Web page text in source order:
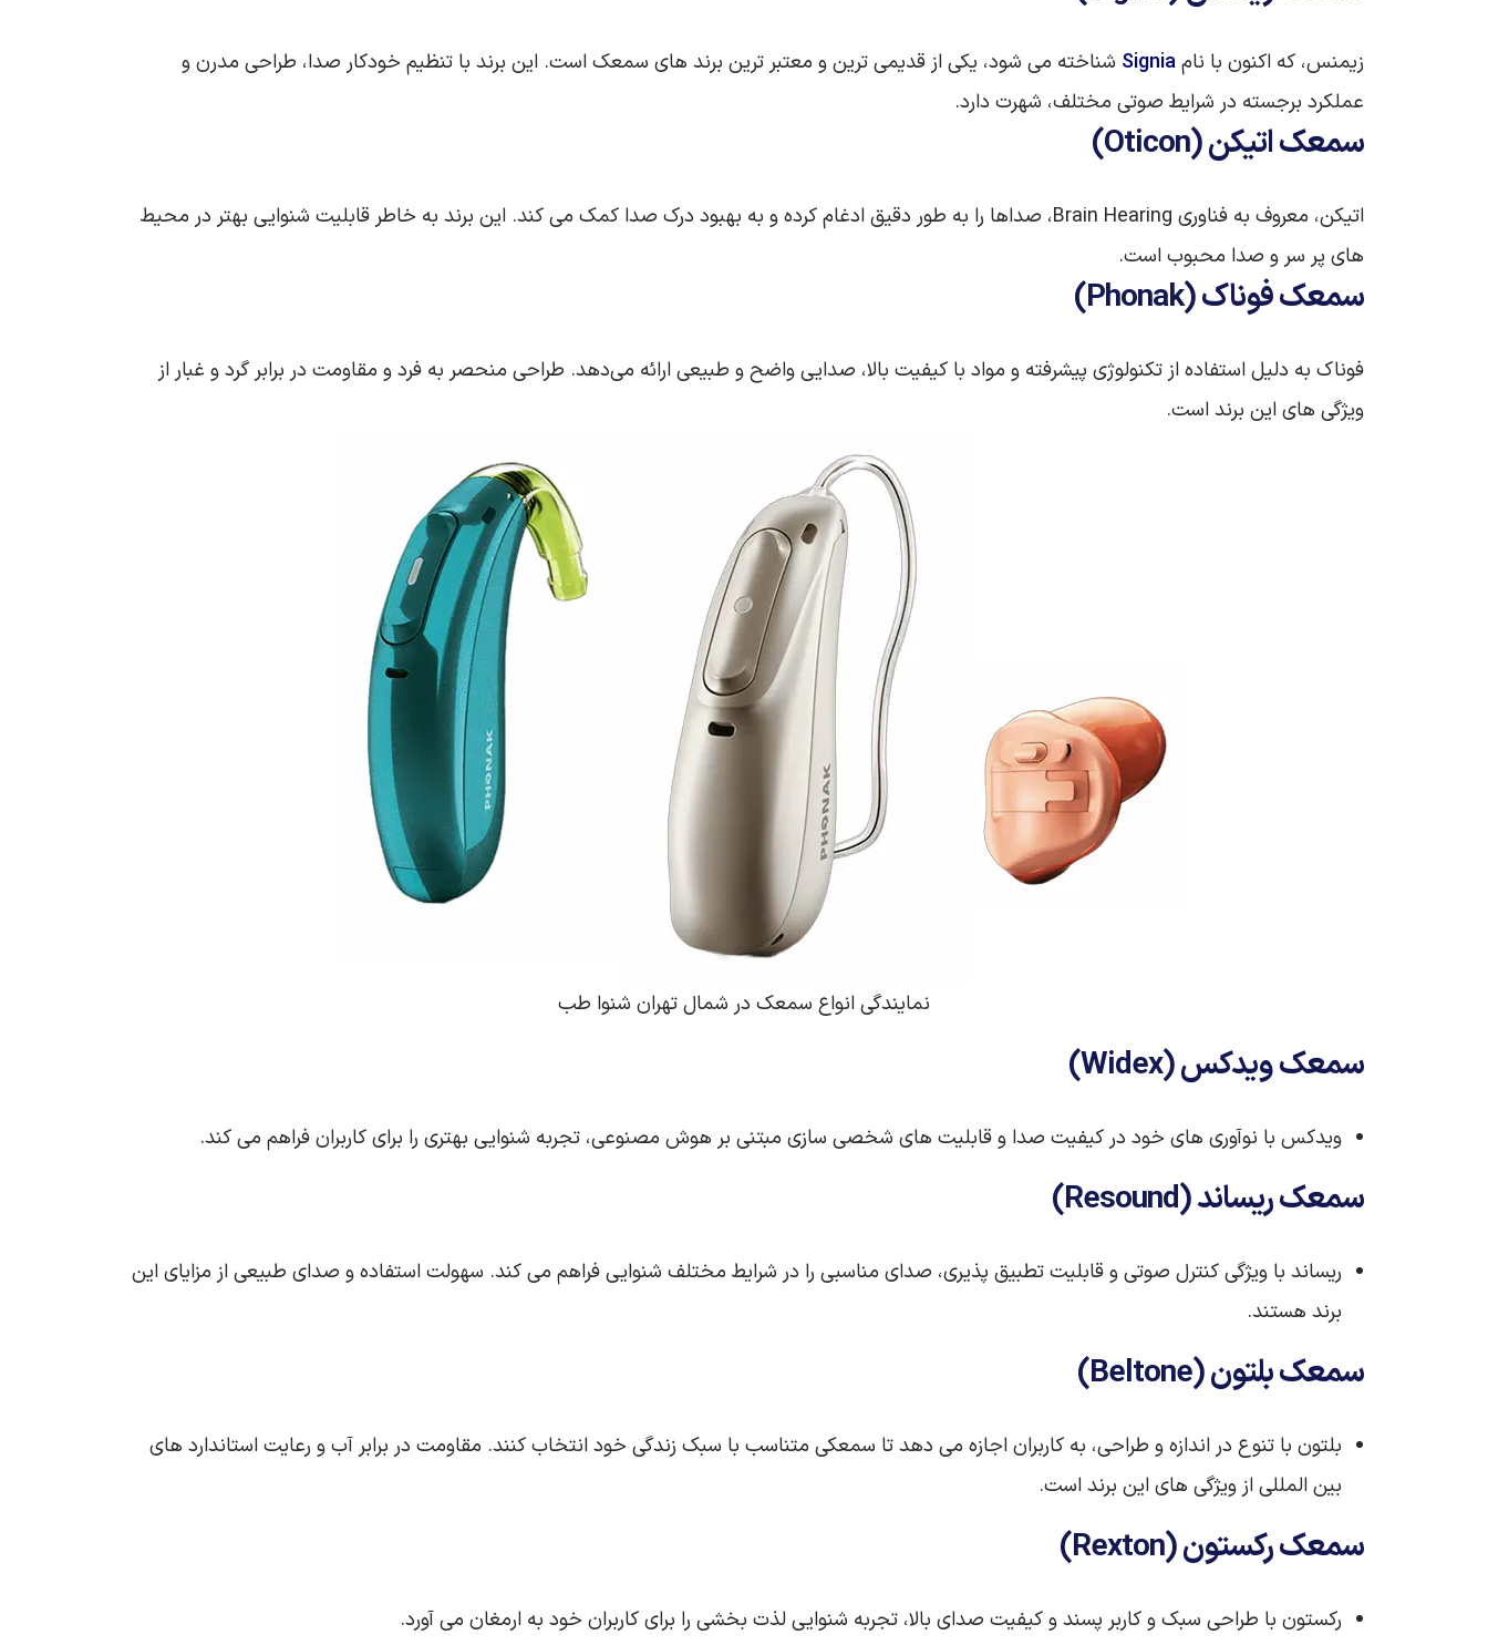
زیمنس، که اکنون با نامSignia شناخته می‌ شود، یکی از قدیمی‌ ترین و معتبر ترین برند های سمعک است. این برند با تنظیم خودکار صدا، طراحی مدرن و
عملکرد برجسته در شرایط صوتی مختلف، شهرت دارد.
سمعک اتیکن (Oticon)
اتیکن، معروف به فناوری Brain Hearing، صداها را به طور دقیق ادغام کرده و به بهبود درک صدا کمک می‌ کند. این برند به خاطر قابلیت شنوایی بهتر در محیط‌
های پر سر و صدا محبوب است.
سمعک فوناک (Phonak)
فوناک به دلیل استفاده از تکنولوژی پیشرفته و مواد با کیفیت بالا، صدایی واضح و طبیعی ارائه می‌دهد. طراحی منحصر به فرد و مقاومت در برابر گرد و غبار از
ویژگی‌ های این برند است.
نمایندگی انواع سمعک در شمال تهران شنوا طب
سمعک ویدکس (Widex)
ویدکس با نوآوری‌ های خود در کیفیت صدا و قابلیت‌ های شخصی‌ سازی مبتنی بر هوش مصنوعی، تجربه شنوایی بهتری را برای کاربران فراهم می‌ کند.
سمعک ریساند (Resound)
ریساند با ویژگی کنترل صوتی و قابلیت تطبیق‌ پذیری، صدای مناسبی را در شرایط مختلف شنوایی فراهم می‌ کند. سهولت استفاده و صدای طبیعی از مزایای این
برند هستند.
سمعک بلتون (Beltone)
بلتون با تنوع در اندازه و طراحی، به کاربران اجازه می‌ دهد تا سمعکی متناسب با سبک زندگی خود انتخاب کنند. مقاومت در برابر آب و رعایت استاندارد های
بین‌ المللی از ویژگی‌ های این برند است.
سمعک رکستون (Rexton)
رکستون با طراحی سبک و کاربر پسند و کیفیت صدای بالا، تجربه شنوایی لذت‌ بخشی را برای کاربران خود به ارمغان می‌ آورد.